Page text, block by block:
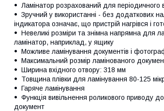
Ламінатор розрахований для
Зручний у використанні - без додаткових
індикатора означає, що пристрій нагрівся і
Невеликі розміри та знімна напрямна для
ламінатор, наприклад, у ящику
Можливе ламінування документів і
Максимальний розмір ламінованого
Ширина вхідного отвору: 318 мм
Товщина плівки для ламінування 80-125
Гаряче ламінування
Функція вивільнення роликового приводу
документ